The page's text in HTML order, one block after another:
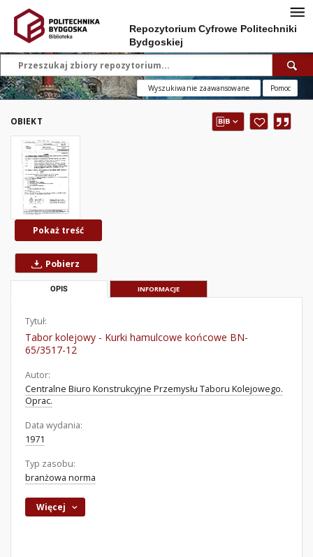
Repozytorium Cyfrowe Politechniki
Bydgoskiej
Wyszukiwanie zaawansowane Pomoc
OBIEKT
Pokaż treść
Pobierz
OPIS INFORMACJE
Tytuł:
Tabor kolejowy - Kurki hamulcowe końcowe BN-
65/3517-12
Autor:
Centralne Biuro Konstrukcyjne Przemysłu Taboru Kolejowego.
Oprac.
Data wydania:
1971
Typ zasobu:
branżowa norma
Więcej